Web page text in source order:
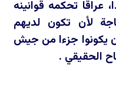
عراقا تحكمه قوانينه
لأن تكون لديهم
يكونوا جزءا من جيش
الحقيقي .